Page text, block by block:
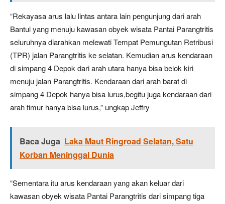
“Rekayasa arus lalu lintas antara lain pengunjung dari arah
Bantul yang menuju kawasan obyek wisata Pantai Parangtritis
seluruhnya diarahkan melewati Tempat Pemungutan Retribusi
(TPR) jalan Parangtritis ke selatan. Kemudian arus kendaraan
di simpang 4 Depok dari arah utara hanya bisa belok kiri
menuju jalan Parangtritis. Kendaraan dari arah barat di
simpang 4 Depok hanya bisa lurus,begitu juga kendaraan dari
arah timur hanya bisa lurus,” ungkap Jeffry
Baca Juga Laka Maut Ringroad Selatan, Satu
Korban Meninggal Dunia
“Sementara itu arus kendaraan yang akan keluar dari
kawasan obyek wisata Pantai Parangtritis dari simpang tiga